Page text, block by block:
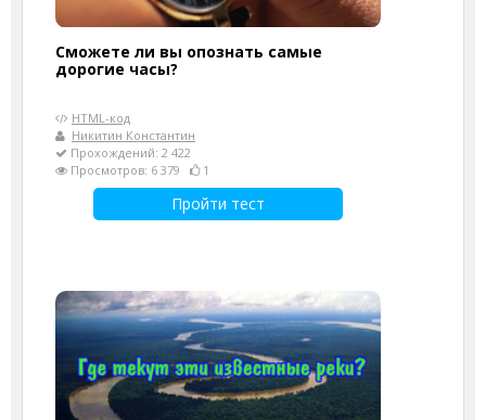
Сможете ли вы опознать самые
дорогие часы?
HTML-код
Никитин Константин
Прохождений: 2 422
Просмотров: 6 379
1
Пройти тест